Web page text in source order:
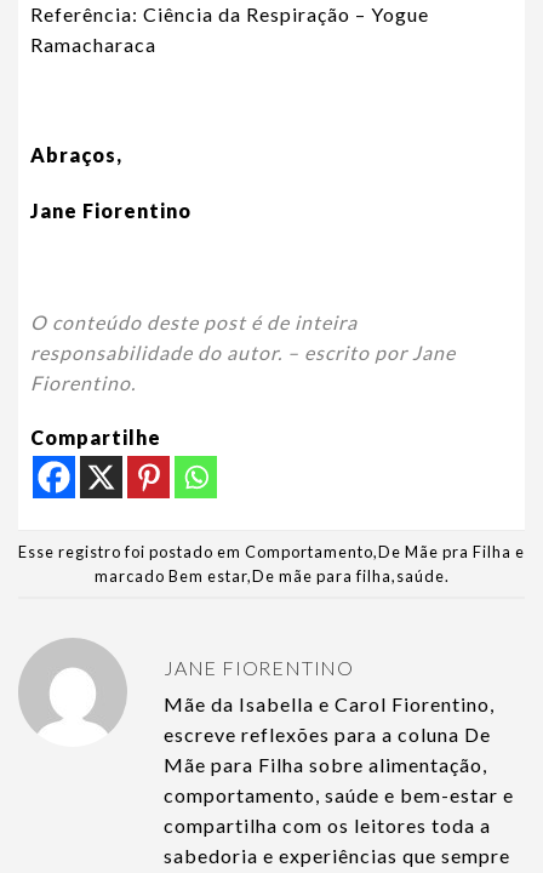
Referência: Ciência da Respiração – Yogue
Ramacharaca
Abraços,
Jane Fiorentino
O conteúdo deste post é de inteira
responsabilidade do autor. – escrito por Jane
Fiorentino.
Compartilhe
Esse registro foi postado em Comportamento,De Mãe pra Filha e
marcado Bem estar,De mãe para filha,saúde.
JANE FIORENTINO
Mãe da Isabella e Carol Fiorentino,
escreve reflexões para a coluna De
Mãe para Filha sobre alimentação,
comportamento, saúde e bem-estar e
compartilha com os leitores toda a
sabedoria e experiências que sempre